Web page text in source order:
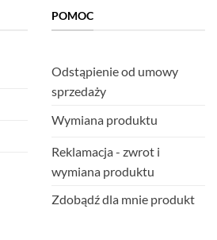
POMOC
Odstąpienie od umowy
sprzedaży
Wymiana produktu
Reklamacja - zwrot i
wymiana produktu
Zdobądź dla mnie produkt